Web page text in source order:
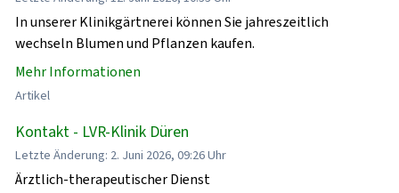
In unserer Klinikgärtnerei können Sie jahreszeitlich
wechseln Blumen und Pflanzen kaufen.
Mehr Informationen
Artikel
Kontakt - LVR-Klinik Düren
Letzte Änderung: 2. Juni 2026, 09:26 Uhr
Ärztlich-therapeutischer Dienst